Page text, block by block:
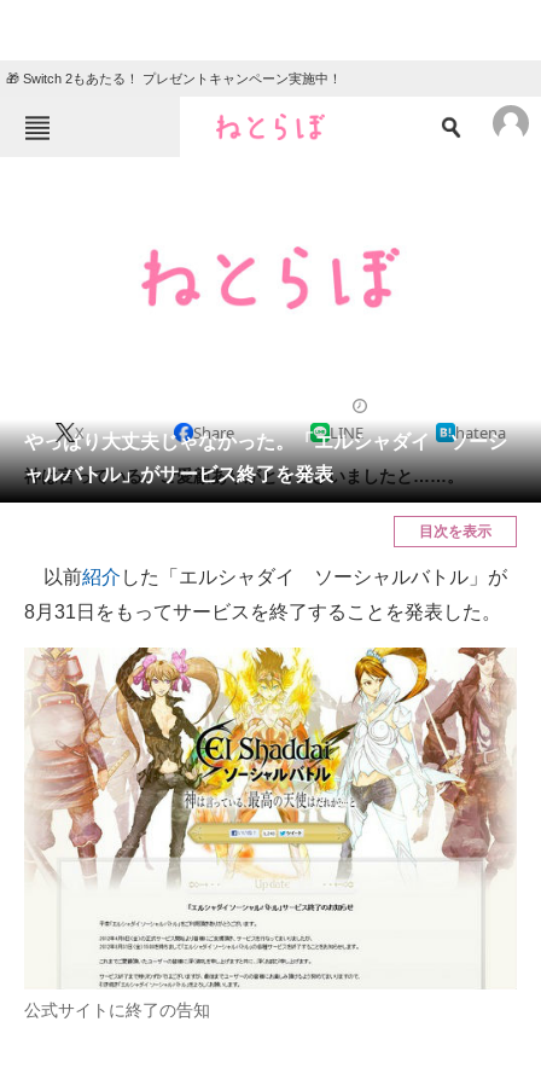
🎁 Switch 2もあたる！ プレゼントキャンペーン実施中！
クイズ
地域
会員記事
メディア
ITの今と未来を見通す
スマホと通信の最新トレンド
進化するPCとデバイスの未来
好きが集まる 比べて選べる
ビジネスと働き方のヒント
AI活用のいまが分かる
企業ITのトレンドを詳説
経営リーダーのコミュニティ
マーケ×ITの今がよく分かる
やっぱり大丈夫じゃなかった。「エルシャダイ ソーシ
ャルバトル」がサービス終了を発表
X Share LINE hatena
神は言っている、ご愛顧ありがとうございましたと……。
目次を表示
以前紹介 した「エルシャダイ ソーシャルバトル」が
8月31日をもってサービスを終了することを発表した。
公式サイトに終了の告知